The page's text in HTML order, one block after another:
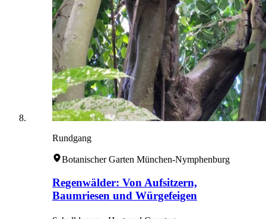
Rundgang
Botanischer Garten München-Nymphenburg
Regenwälder: Von Aufsitzern,
Baumriesen und Würgefeigen